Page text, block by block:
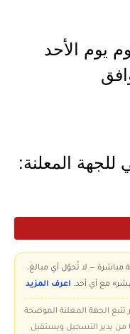
يوم الأحد
الموافق
المعلنة:
مباشرة — لا تُحوّل أي مبالغ،
مع أي أحد. اعرف المزيد
تتبع الجهة المعلنة الموضحة
من يدير التسجيل ويستقبل